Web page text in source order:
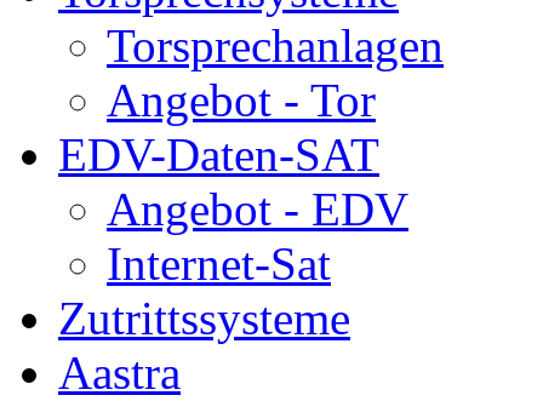
Torsprechanlagen
Angebot - Tor
EDV-Daten-SAT
Angebot - EDV
Internet-Sat
Zutrittssysteme
Aastra